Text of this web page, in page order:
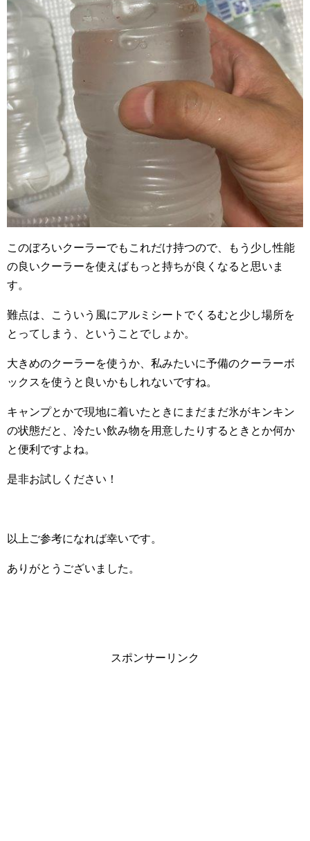
このぼろいクーラーでもこれだけ持つので、もう少し性能
の良いクーラーを使えばもっと持ちが良くなると思いま
す。
難点は、こういう風にアルミシートでくるむと少し場所を
とってしまう、ということでしょか。
大きめのクーラーを使うか、私みたいに予備のクーラーボ
ックスを使うと良いかもしれないですね。
キャンプとかで現地に着いたときにまだまだ氷がキンキン
の状態だと、冷たい飲み物を用意したりするときとか何か
と便利ですよね。
是非お試しください！
以上ご参考になれば幸いです。
ありがとうございました。
スポンサーリンク